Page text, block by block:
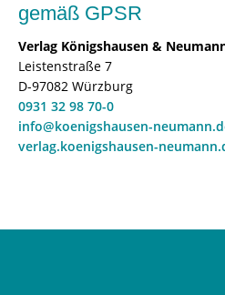
gemäß GPSR
Verlag Königshausen &
Leistenstraße 7
D-97082 Würzburg
0931 32 98 70-0
info@koenigshausen-
verlag.koenigshausen-